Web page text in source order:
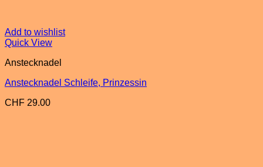
Add to wishlist
Quick View
Anstecknadel
Anstecknadel Schleife, Prinzessin
CHF 29.00